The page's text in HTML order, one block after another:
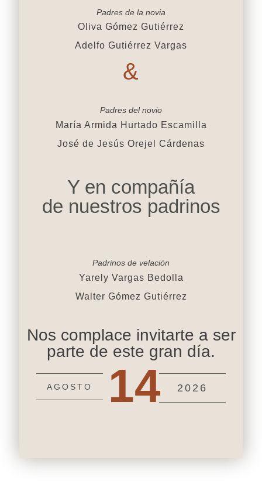
Padres de la novia
Oliva Gómez Gutiérrez
Adelfo Gutiérrez Vargas
&
Padres del novio
María Armida Hurtado Escamilla
José de Jesús Orejel Cárdenas
Y en compañía
de nuestros padrinos
Padrinos de velación
Yarely Vargas Bedolla
Walter Gómez Gutiérrez
Nos complace invitarte a ser
parte de este gran día.
AGOSTO 14 2026